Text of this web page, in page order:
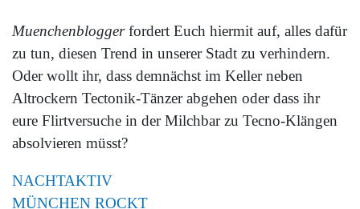
Muenchenbloggerfordert Euch hiermit auf, alles dafür
zu tun, diesen Trend in unserer Stadt zu verhindern.
Oder wollt ihr, dass demnächst im Keller neben
Altrockern Tectonik-Tänzer abgehen oder dass ihr
eure Flirtversuche in der Milchbar zu Tecno-Klängen
absolvieren müsst?
NACHTAKTIV
MÜNCHEN ROCKT